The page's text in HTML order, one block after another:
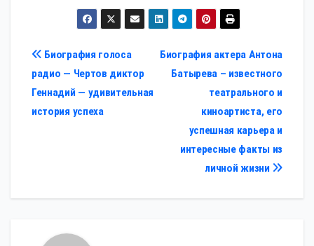
Навигация
по
записям
Биография актера Антона
Батырева – известного
театрального и
киноартиста, его
успешная карьера и
интересные факты из
личной жизни
Биография голоса
радио — Чертов диктор
Геннадий — удивительная
история успеха